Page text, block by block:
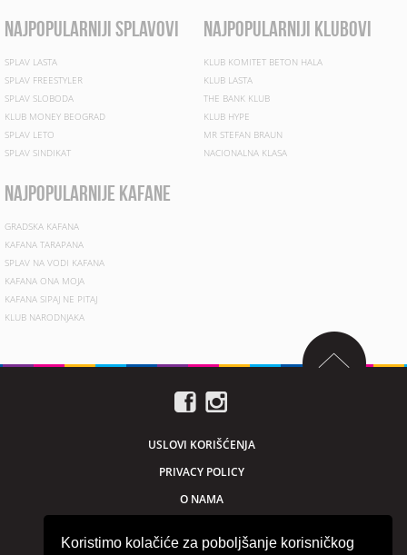
Koristimo kolačiće za poboljšanje korisničkog
najpopularniji splavovi
SPLAV LASTA
SPLAV FREESTYLER
SPLAV SLOBODA
KLUB MONEY BEOGRAD
SPLAV LETO
SPLAV SINDIKAT
najpopularniji klubovi
KLUB KOMITET BETON HALA
KLUB LASTA
THE BANK KLUB
KLUB HYPE
MR STEFAN BRAUN
NACIONALNA KLASA
najpopularnije kafane
GRADSKA KAFANA
KAFANA TARAPANA
SPLAV NA VODI KAFANA
KAFANA ONA MOJA
KAFANA SIPAJ NE PITAJ
KLUB NARODNJAKA
USLOVI KORIŠĆENJA
PRIVACY POLICY
O NAMA